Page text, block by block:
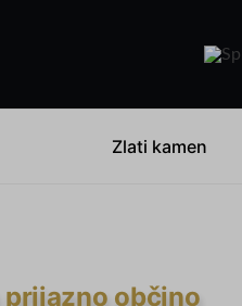
Zlati kamen
občino